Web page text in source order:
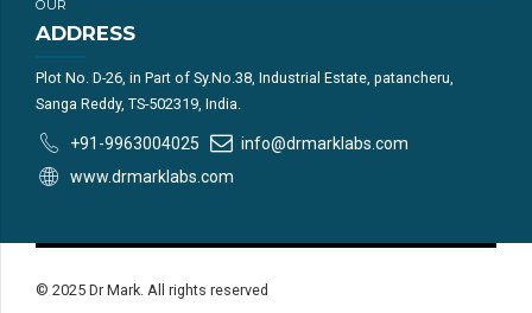
OUR
ADDRESS
Plot No. D-26, in Part of Sy.No.38, Industrial Estate, patancheru,
Sanga Reddy, TS-502319, India.
+91-9963004025
info@drmarklabs.com
www.drmarklabs.com
© 2025 Dr Mark. All rights reserved